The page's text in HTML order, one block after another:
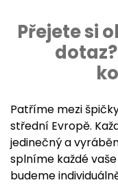
Přejete si
Patříme mezi
střední Evropě.
jedinečný a
splníme každé
budeme